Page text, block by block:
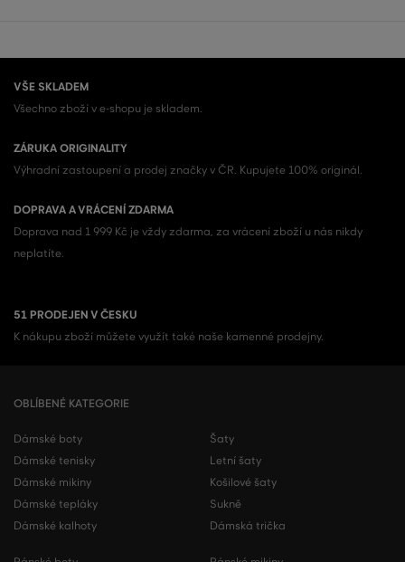
VŠE SKLADEM
Všechno zboží v e-shopu je skladem.
ZÁRUKA ORIGINALITY
Výhradní zastoupení a prodej značky v ČR. Kupujete 100% originál.
DOPRAVA A VRÁCENÍ ZDARMA
Doprava nad 1 999 Kč je vždy zdarma, za vrácení zboží u nás nikdy
neplatíte.
51 PRODEJEN V ČESKU
K nákupu zboží můžete využít také naše kamenné prodejny.
OBLÍBENÉ KATEGORIE
Dámské boty
Dámské tenisky
Dámské mikiny
Dámské tepláky
Dámské kalhoty
Šaty
Letní šaty
Košilové šaty
Sukně
Dámská trička